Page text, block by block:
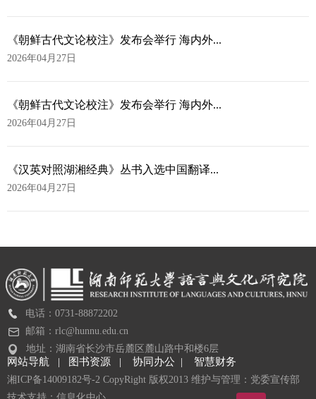
《朝鲜古代文论校注》发布会举行 海内外...
2026年04月27日
《朝鲜古代文论校注》发布会举行 海内外...
2026年04月27日
《汉英对照湖湘经典》丛书入选中国翻译...
2026年04月27日
电话：0731-88872202
邮箱：rlc@hunnu.edu.cn
地址：湖南省长沙市岳麓区麓山路中和楼6层
网站导航 | 图书资源 | 协同办公 | 智慧财务
湘ICP备14009182号-2 CopyRight 版权2013 维护与管理：党委宣传部